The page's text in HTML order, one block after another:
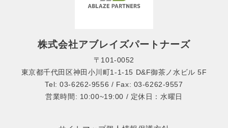
株式会社アブレイズパートナーズ
〒101-0052
東京都千代田区神田小川町1-1-15 D&F御茶ノ水ビル 5F
Tel: 03-6262-9556 / Fax: 03-6262-9557
営業時間: 10:00~19:00 / 定休日：水曜日